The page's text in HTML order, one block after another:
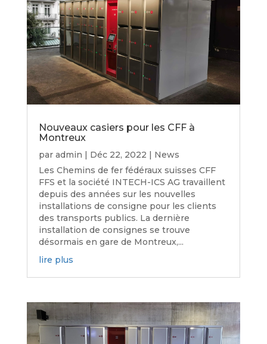
Nouveaux casiers pour les CFF à
Montreux
par admin | Déc 22, 2022 | News
Les Chemins de fer fédéraux suisses CFF
FFS et la société INTECH-ICS AG travaillent
depuis des années sur les nouvelles
installations de consigne pour les clients
des transports publics. La dernière
installation de consignes se trouve
désormais en gare de Montreux,...
lire plus